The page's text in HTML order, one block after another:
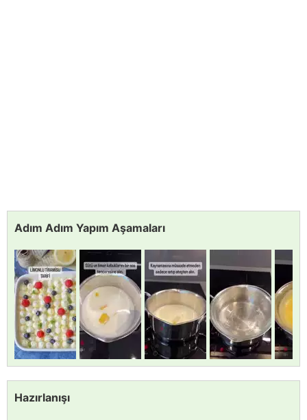
Adım Adım Yapım Aşamaları
Hazırlanışı